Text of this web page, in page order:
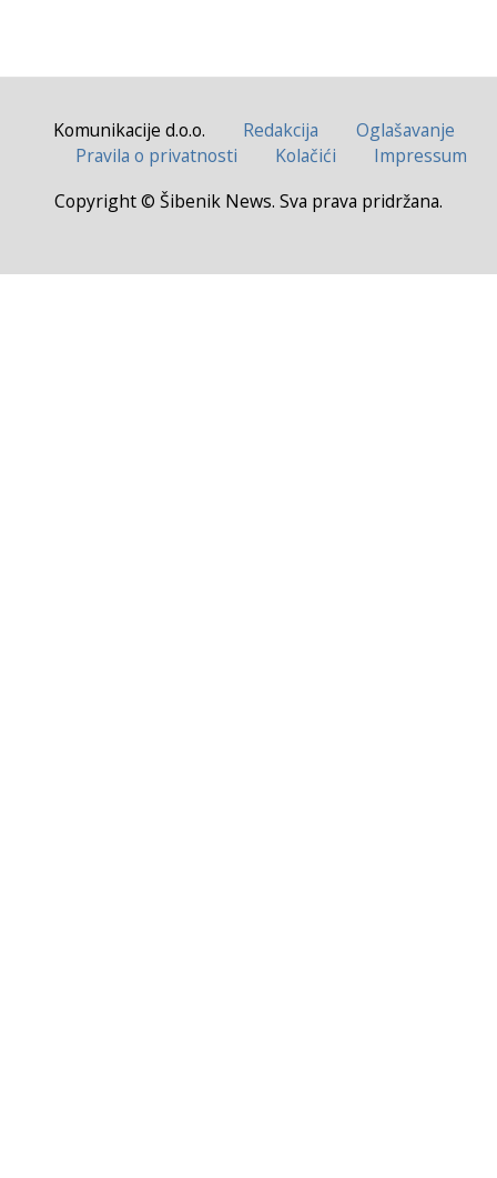
Komunikacije d.o.o. Redakcija
Oglašavanje
Pravila o privatnosti
Kolačići
Impressum
Copyright © Šibenik News. Sva prava pridržana.